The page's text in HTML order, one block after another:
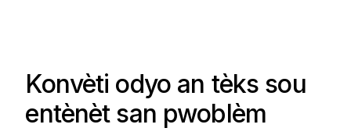
Konvèti odyo an tèks sou
entènèt san pwoblèm